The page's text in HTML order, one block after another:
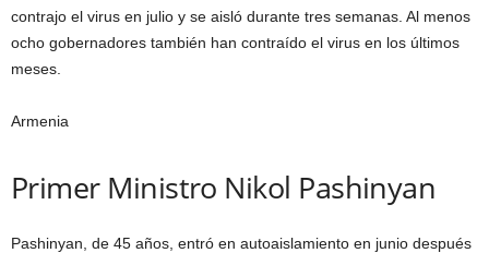
contrajo el virus en julio y se aisló durante tres semanas. Al menos
ocho gobernadores también han contraído el virus en los últimos
meses.
Armenia
Primer Ministro Nikol Pashinyan
Pashinyan, de 45 años, entró en autoaislamiento en junio después